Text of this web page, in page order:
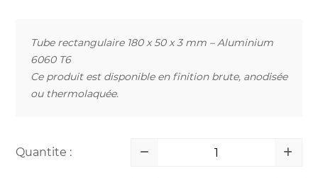
Tube rectangulaire 180 x 50 x 3 mm – Aluminium
6060 T6
Ce produit est disponible en finition brute, anodisée
ou thermolaquée.
Quantite :